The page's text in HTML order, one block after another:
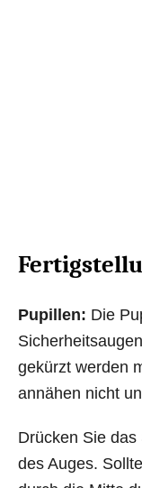
Pupillen: Die
gekürzt werden
annähen nicht
Drücken Sie
des Auges.